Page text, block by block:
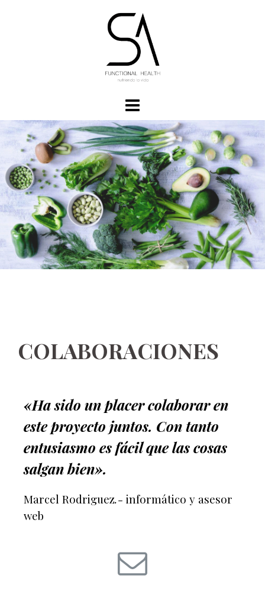
COLABORACIONES
«Ha sido un placer colaborar en
este proyecto juntos. Con tanto
entusiasmo es fácil que las cosas
salgan bien».
Marcel Rodriguez.- informático y asesor
web